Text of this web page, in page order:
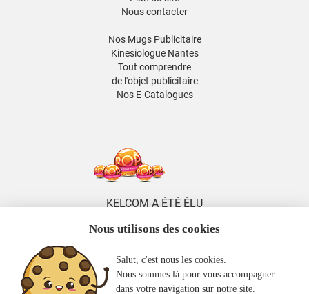
Nous contacter
Nos Mugs Publicitaire
Kinesiologue Nantes
Tout comprendre
de l'objet publicitaire
Nos E-Catalogues
KELCOM A ÉTÉ ÉLU
DE L'ANNÉE
KELCOM
EST MEMBRE
Nous utilisons des cookies
Salut, c'est nous les cookies.
Nous sommes là pour vous accompagner
dans votre navigation sur notre site.